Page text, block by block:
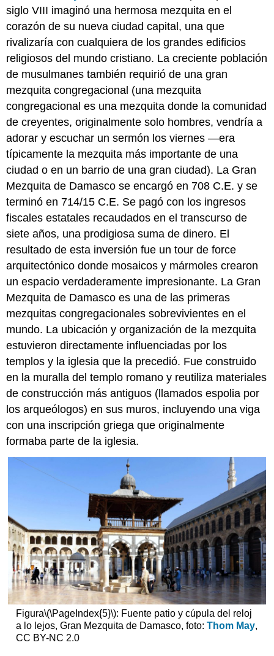
siglo VIII imaginó una hermosa mezquita en el
corazón de su nueva ciudad capital, una que
rivalizaría con cualquiera de los grandes edificios
religiosos del mundo cristiano. La creciente población
de musulmanes también requirió de una gran
mezquita congregacional (una mezquita
congregacional es una mezquita donde la comunidad
de creyentes, originalmente solo hombres, vendría a
adorar y escuchar un sermón los viernes —era
típicamente la mezquita más importante de una
ciudad o en un barrio de una gran ciudad). La Gran
Mezquita de Damasco se encargó en 708 C.E. y se
terminó en 714/15 C.E. Se pagó con los ingresos
fiscales estatales recaudados en el transcurso de
siete años, una prodigiosa suma de dinero. El
resultado de esta inversión fue un tour de force
arquitectónico donde mosaicos y mármoles crearon
un espacio verdaderamente impresionante. La Gran
Mezquita de Damasco es una de las primeras
mezquitas congregacionales sobrevivientes en el
mundo. La ubicación y organización de la mezquita
estuvieron directamente influenciadas por los
templos y la iglesia que la precedió. Fue construido
en la muralla del templo romano y reutiliza materiales
de construcción más antiguos (llamados espolia por
los arqueólogos) en sus muros, incluyendo una viga
con una inscripción griega que originalmente
formaba parte de la iglesia.
Figura\(\PageIndex{5}\): Fuente patio y cúpula del reloj
a lo lejos, Gran Mezquita de Damasco, foto: Thom May,
CC BY-NC 2.0